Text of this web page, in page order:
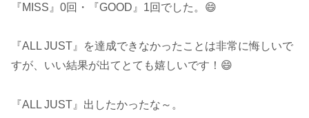
『MISS』0回・『GOOD』1回でした。😄
『ALL JUST』を達成できなかったことは非常に悔しいで
すが、いい結果が出てとても嬉しいです！😄
『ALL JUST』出したかったな～。